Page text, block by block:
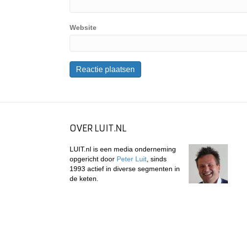
Website
OVER LUIT.NL
LUIT.nl is een media onderneming
opgericht door Peter Luit , sinds
1993 actief in diverse segmenten in
de keten.